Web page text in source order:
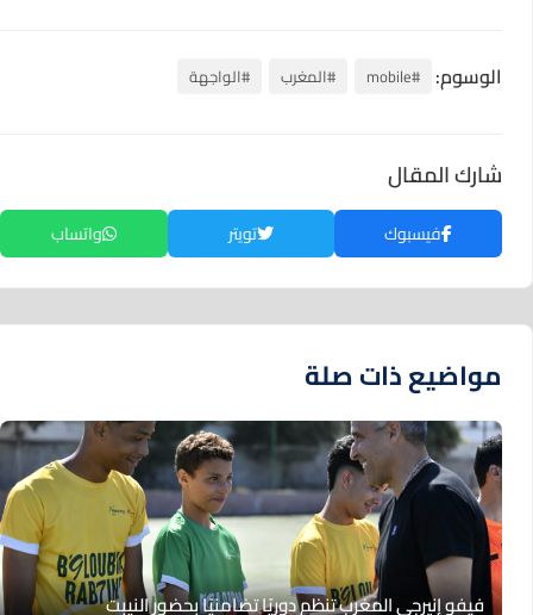
الوسوم: #mobile #المغرب #الواجهة
شارك المقال
فيسبوك تويتر واتساب
مواضيع ذات صلة
فيفو إنيرجي المغرب تنظم دوريًا تضامنيًا بحضور النيبت